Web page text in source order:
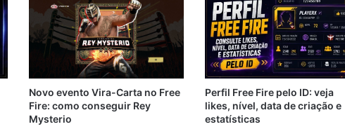
Novo evento Vira-Carta no Free
Fire: como conseguir Rey
Mysterio
Perfil Free Fire pelo ID: veja
likes, nível, data de criação e
estatísticas